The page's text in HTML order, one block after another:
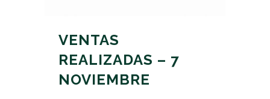
VENTAS
REALIZADAS – 7
NOVIEMBRE